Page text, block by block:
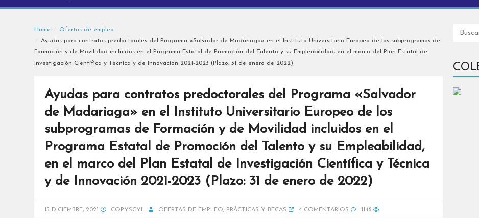
Home
Ofertas de empleo
Ayudas para contratos predoctorales del Programa «Salvador de Madariaga» en el Instituto Universitario Europeo de los subprogramas de
Formación y de Movilidad incluidos en el Programa Estatal de Promoción del Talento y su Empleabilidad, en el marco del Plan Estatal de
Investigación Científica y Técnica y de Innovación 2021-2023 (Plazo: 31 de enero de 2022)
Ayudas para contratos predoctorales del Programa «Salvador
de Madariaga» en el Instituto Universitario Europeo de los
subprogramas de Formación y de Movilidad incluidos en el
Programa Estatal de Promoción del Talento y su Empleabilidad,
en el marco del Plan Estatal de Investigación Científica y Técnica
y de Innovación 2021-2023 (Plazo: 31 de enero de 2022)
15 DICIEMBRE, 2021 COPYSCYL OFERTAS DE EMPLEO, PRÁCTICAS Y BECAS 4 COMENTARIOS 1148